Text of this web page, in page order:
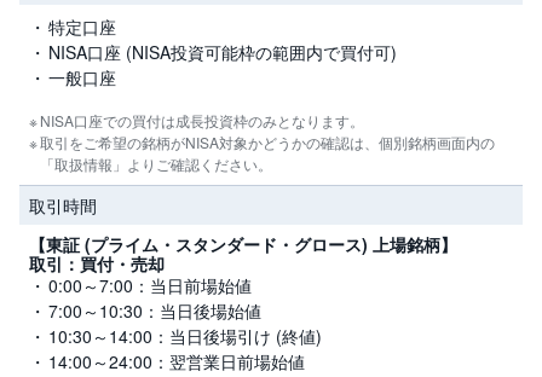
債
券
FX
お
ま
か
投
資
PICK
S
BI
株
オ
特定口座
NISA口座 (NISA投資可能枠の範囲内で買付可)
一般口座
NISA口座での買付は成長投資枠のみとなります。
取引をご希望の銘柄がNISA対象かどうかの確認は、個別銘柄画面内の
「取扱情報」よりご確認ください。
取引時間
【東証 (プライム・スタンダード・グロース) 上場銘柄】
取引：買付・売却
0:00～7:00：当日前場始値
7:00～10:30：当日後場始値
10:30～14:00：当日後場引け (終値)
14:00～24:00：翌営業日前場始値